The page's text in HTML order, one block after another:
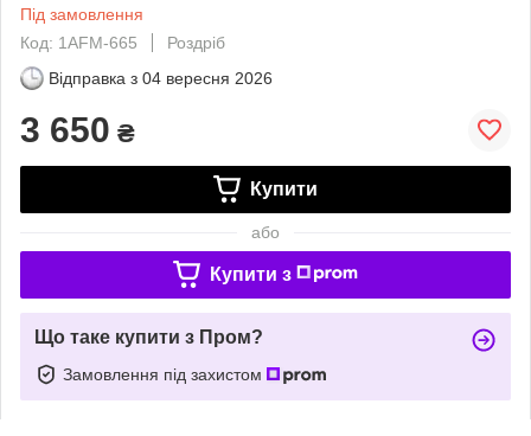
Під замовлення
Код: 1AFM-665
Роздріб
Відправка з 04 вересня 2026
3 650 ₴
Купити
або
Купити з
Що таке купити з Пром?
Замовлення під захистом